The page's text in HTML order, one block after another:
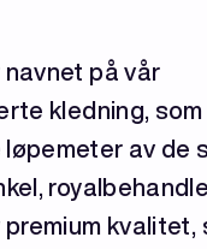
navnet på vår
kledning,
av de
kvalitet,